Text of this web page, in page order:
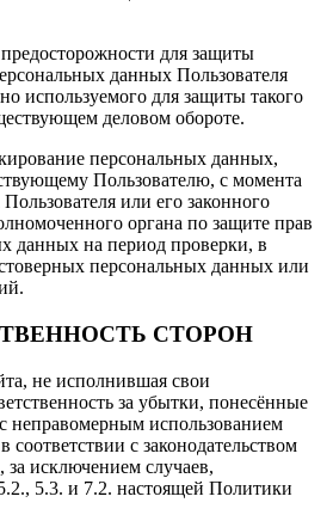
для защиты
данных Пользователя
используемого для защиты такого
деловом обороте.
персональных данных,
Пользователю, с момента
или его законного
органа по защите прав
данных на период проверки, в
персональных данных или
СТОРОН
не исполнившая свои
за убытки, понесённые
неправомерным использованием
с законодательством
исключением случаев,
5.3. и 7.2. настоящей Политики